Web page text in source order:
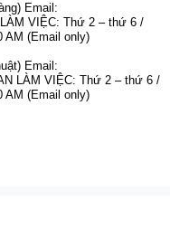
Email:
VIỆC: Thứ 2 – thứ 6 /
AM (Email only)
Email:
LÀM VIỆC: Thứ 2 – thứ 6 /
AM (Email only)